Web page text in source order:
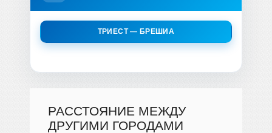
ТРИЕСТ — БРЕШИА
РАССТОЯНИЕ МЕЖДУ
ДРУГИМИ ГОРОДАМИ